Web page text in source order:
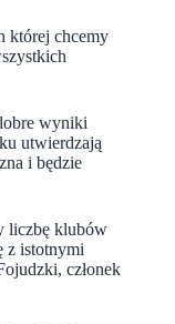
której chcemy
wyniki
utwierdzają
i będzie
liczbę klubów
z istotnymi
członek